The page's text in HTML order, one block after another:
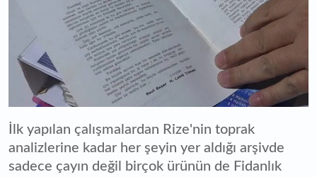
İlk yapılan çalışmalardan Rize'nin toprak
analizlerine kadar her şeyin yer aldığı arşivde
sadece çayın değil birçok ürünün de Fidanlık